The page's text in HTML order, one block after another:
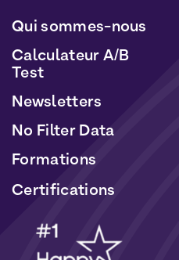
Qui sommes-nous
Calculateur A/B
Test
Newsletters
No Filter Data
Formations
Certifications